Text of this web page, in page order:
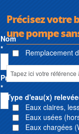
Nom
*
Prénom
*
Précisez votre
une pompe
Remplacement
Type d'eau(x)
Eaux claires,
Eaux usées
Eaux chargées